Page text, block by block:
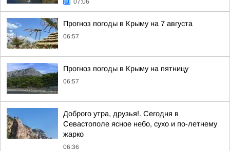
07:06
Прогноз погоды в Крыму на 7 августа
06:57
Прогноз погоды в Крыму на пятницу
06:57
Доброго утра, друзья!. Сегодня в
Севастополе ясное небо, сухо и по-летнему
жарко
06:36